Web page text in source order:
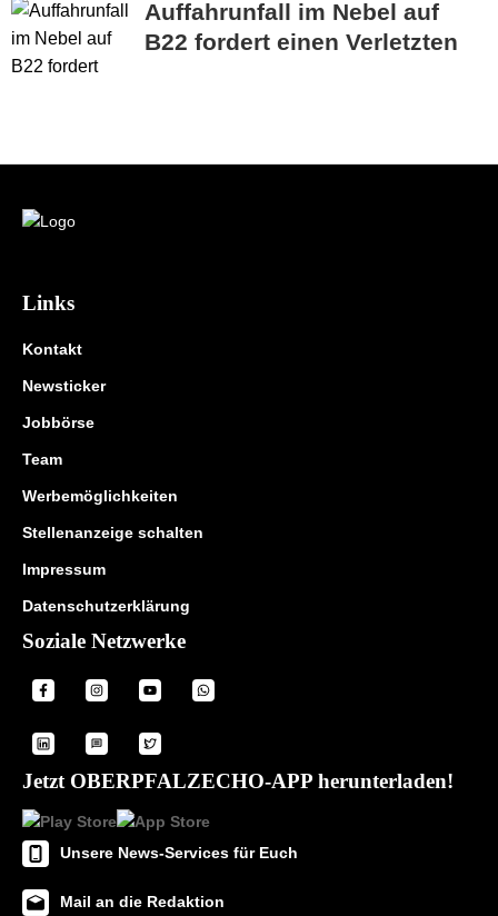
Auffahrunfall im Nebel auf
B22 fordert einen Verletzten
Links
Kontakt
Newsticker
Jobbörse
Team
Werbemöglichkeiten
Stellenanzeige schalten
Impressum
Datenschutzerklärung
Soziale Netzwerke
Jetzt OBERPFALZECHO-APP herunterladen!
Unsere News-Services für Euch
Mail an die Redaktion